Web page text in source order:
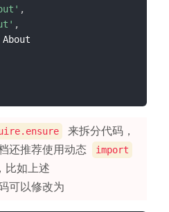
,
,
About
来拆分代码，
还推荐使用动态 import
比如上述
可以修改为